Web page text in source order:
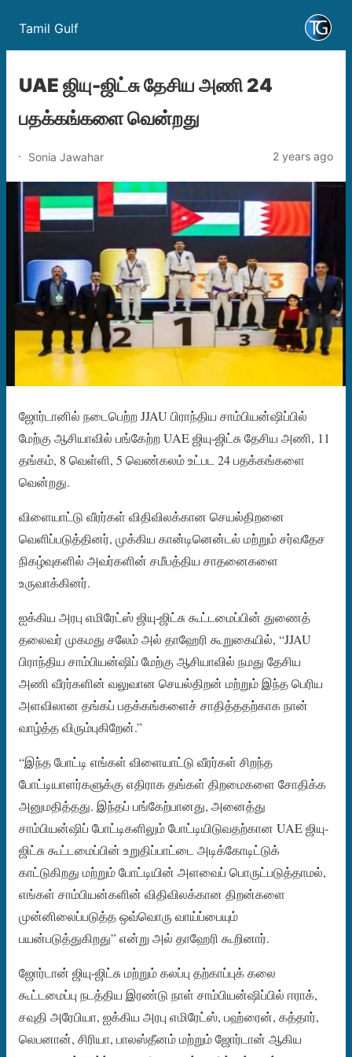
Tamil Gulf
UAE ஜியு-ஜிட்சு தேசிய அணி 24
பதக்கங்களை வென்றது
Sonia Jawahar 2 years ago
ஜோர்டானில் நடைபெற்ற JJAU பிராந்திய சாம்பியன்ஷிப்பில்
மேற்கு ஆசியாவில் பங்கேற்ற UAE ஜியு-ஜிட்சு தேசிய அணி, 11
தங்கம், 8 வெள்ளி, 5 வெண்கலம் உட்பட 24 பதக்கங்களை
வென்றது.
விளையாட்டு வீரர்கள் விதிவிலக்கான செயல்திறனை
வெளிப்படுத்தினர், முக்கிய கான்டினென்டல் மற்றும் சர்வதேச
நிகழ்வுகளில் அவர்களின் சமீபத்திய சாதனைகளை
உருவாக்கினர்.
ஐக்கிய அரபு எமிரேட்ஸ் ஜியு-ஜிட்சு கூட்டமைப்பின் துணைத்
தலைவர் முகமது சலேம் அல் தாஹேரி கூறுகையில், “JJAU
பிராந்திய சாம்பியன்ஷிப் மேற்கு ஆசியாவில் நமது தேசிய
அணி வீரர்களின் வலுவான செயல்திறன் மற்றும் இந்த பெரிய
அளவிலான தங்கப் பதக்கங்களைச் சாதித்ததற்காக நான்
வாழ்த்த விரும்புகிறேன்.”
“இந்த போட்டி எங்கள் விளையாட்டு வீரர்கள் சிறந்த
போட்டியாளர்களுக்கு எதிராக தங்கள் திறமைகளை சோதிக்க
அனுமதித்தது. இந்தப் பங்கேற்பானது, அனைத்து
சாம்பியன்ஷிப் போட்டிகளிலும் போட்டியிடுவதற்கான UAE ஜியு-
ஜிட்சு கூட்டமைப்பின் உறுதிப்பாட்டை அடிக்கோடிட்டுக்
காட்டுகிறது மற்றும் போட்டியின் அளவைப் பொருட்படுத்தாமல்,
எங்கள் சாம்பியன்களின் விதிவிலக்கான திறன்களை
முன்னிலைப்படுத்த ஒவ்வொரு வாய்ப்பையும்
பயன்படுத்துகிறது” என்று அல் தாஹேரி கூறினார்.
ஜோர்டான் ஜியு-ஜிட்சு மற்றும் கலப்பு தற்காப்புக் கலை
கூட்டமைப்பு நடத்திய இரண்டு நாள் சாம்பியன்ஷிப்பில் ஈராக்,
சவுதி அரேபியா, ஐக்கிய அரபு எமிரேட்ஸ், பஹ்ரைன், கத்தார்,
லெபனான், சிரியா, பாலஸ்தீனம் மற்றும் ஜோர்டான் ஆகிய